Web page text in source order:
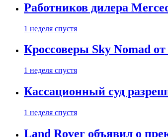
Работников дилера
1 неделя спустя
Кроссоверы Sky Nomad
1 неделя спустя
Кассационный суд
1 неделя спустя
Land Rover объявил о